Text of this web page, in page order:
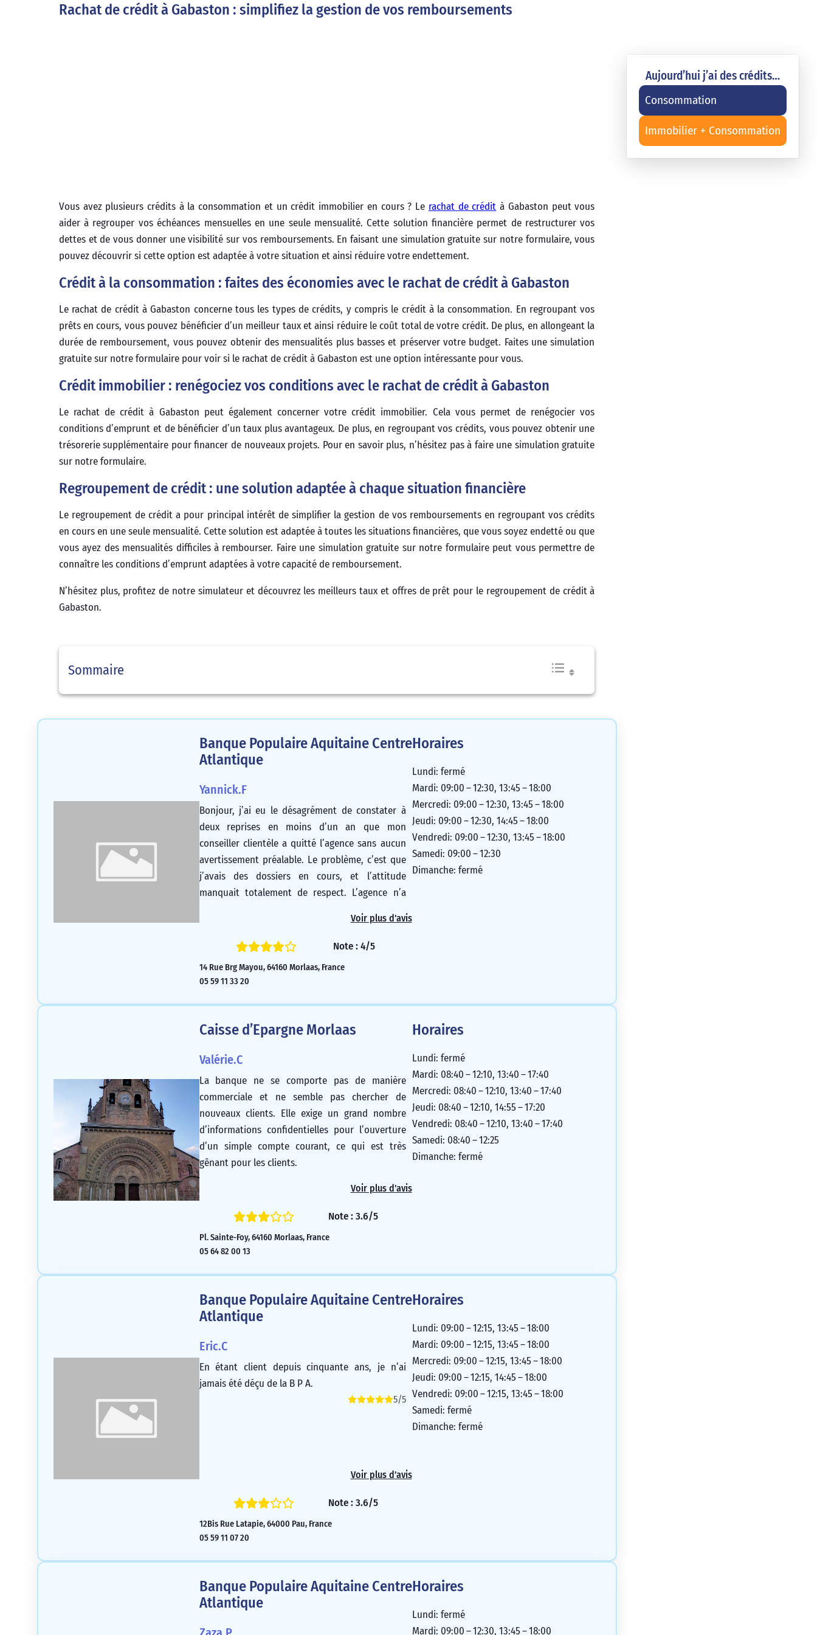
Aujourd’hui j’ai des crédits…
Consommation
Immobilier + Consommation
Rachat de crédit à Gabaston : simplifiez la gestion de vos remboursements
Vous avez plusieurs crédits à la consommation et un crédit immobilier en cours ? Le rachat de crédit à Gabaston peut vous
aider à regrouper vos échéances mensuelles en une seule mensualité. Cette solution financière permet de restructurer vos
dettes et de vous donner une visibilité sur vos remboursements. En faisant une simulation gratuite sur notre formulaire, vous
pouvez découvrir si cette option est adaptée à votre situation et ainsi réduire votre endettement.
Crédit à la consommation : faites des économies avec le rachat de crédit à Gabaston
Le rachat de crédit à Gabaston concerne tous les types de crédits, y compris le crédit à la consommation. En regroupant vos
prêts en cours, vous pouvez bénéficier d’un meilleur taux et ainsi réduire le coût total de votre crédit. De plus, en allongeant la
durée de remboursement, vous pouvez obtenir des mensualités plus basses et préserver votre budget. Faites une simulation
gratuite sur notre formulaire pour voir si le rachat de crédit à Gabaston est une option intéressante pour vous.
Crédit immobilier : renégociez vos conditions avec le rachat de crédit à Gabaston
Le rachat de crédit à Gabaston peut également concerner votre crédit immobilier. Cela vous permet de renégocier vos
conditions d’emprunt et de bénéficier d’un taux plus avantageux. De plus, en regroupant vos crédits, vous pouvez obtenir une
trésorerie supplémentaire pour financer de nouveaux projets. Pour en savoir plus, n’hésitez pas à faire une simulation gratuite
sur notre formulaire.
Regroupement de crédit : une solution adaptée à chaque situation financière
Le regroupement de crédit a pour principal intérêt de simplifier la gestion de vos remboursements en regroupant vos crédits
en cours en une seule mensualité. Cette solution est adaptée à toutes les situations financières, que vous soyez endetté ou que
vous ayez des mensualités difficiles à rembourser. Faire une simulation gratuite sur notre formulaire peut vous permettre de
connaître les conditions d’emprunt adaptées à votre capacité de remboursement.
N’hésitez plus, profitez de notre simulateur et découvrez les meilleurs taux et offres de prêt pour le regroupement de crédit à
Gabaston.
Sommaire
Banque Populaire Aquitaine Centre
Atlantique
Yannick.F
Bonjour, j’ai eu le désagrément de constater à
deux reprises en moins d’un an que mon
conseiller clientèle a quitté l’agence sans aucun
avertissement préalable. Le problème, c’est que
j’avais des dossiers en cours, et l’attitude
manquait totalement de respect. L’agence n’a
que nous étions trop nombreux pour être
informés.
Voir plus d'avis
Note : 4/5
14 Rue Brg Mayou, 64160 Morlaas, France
05 59 11 33 20
Horaires
Lundi: fermé
Mardi: 09:00 – 12:30, 13:45 – 18:00
Mercredi: 09:00 – 12:30, 13:45 – 18:00
Jeudi: 09:00 – 12:30, 14:45 – 18:00
Vendredi: 09:00 – 12:30, 13:45 – 18:00
Samedi: 09:00 – 12:30
Dimanche: fermé
Caisse d’Epargne Morlaas
Valérie.C
La banque ne se comporte pas de manière
commerciale et ne semble pas chercher de
nouveaux clients. Elle exige un grand nombre
d’informations confidentielles pour l’ouverture
d’un simple compte courant, ce qui est très
gênant pour les clients.
Voir plus d'avis
Note : 3.6/5
Pl. Sainte-Foy, 64160 Morlaas, France
05 64 82 00 13
Horaires
Lundi: fermé
Mardi: 08:40 – 12:10, 13:40 – 17:40
Mercredi: 08:40 – 12:10, 13:40 – 17:40
Jeudi: 08:40 – 12:10, 14:55 – 17:20
Vendredi: 08:40 – 12:10, 13:40 – 17:40
Samedi: 08:40 – 12:25
Dimanche: fermé
Banque Populaire Aquitaine Centre
Atlantique
Eric.C
En étant client depuis cinquante ans, je n’ai
jamais été déçu de la B P A.
5/5
Voir plus d'avis
Note : 3.6/5
12Bis Rue Latapie, 64000 Pau, France
05 59 11 07 20
Horaires
Lundi: 09:00 – 12:15, 13:45 – 18:00
Mardi: 09:00 – 12:15, 13:45 – 18:00
Mercredi: 09:00 – 12:15, 13:45 – 18:00
Jeudi: 09:00 – 12:15, 14:45 – 18:00
Vendredi: 09:00 – 12:15, 13:45 – 18:00
Samedi: fermé
Dimanche: fermé
Banque Populaire Aquitaine Centre
Atlantique
Horaires
Lundi: fermé
Mardi: 09:00 – 12:30, 13:45 – 18:00